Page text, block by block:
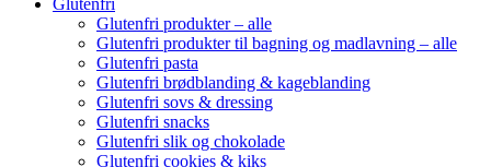
Glutenfri produkter – alle
Glutenfri produkter til bagning og madlavning – alle
Glutenfri pasta
Glutenfri brødblanding & kageblanding
Glutenfri sovs & dressing
Glutenfri snacks
Glutenfri slik og chokolade
Glutenfri cookies & kiks